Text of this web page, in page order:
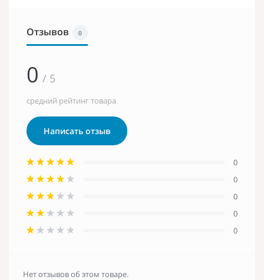
Отзывов 0
0 / 5
средний рейтинг товара
Написать отзыв
0
0
0
0
0
Нет отзывов об этом товаре.